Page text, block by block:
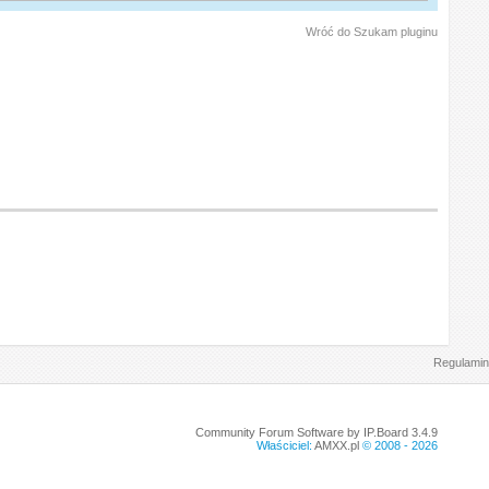
Wróć do Szukam pluginu
Regulamin
Community Forum Software by IP.Board 3.4.9
Właściciel: AMXX.pl© 2008 - 2026